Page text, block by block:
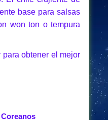
base para salsas
won ton o tempura
obtener el mejor